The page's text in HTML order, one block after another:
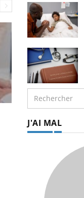
que se passe-t-
France ?
J'AI MAL